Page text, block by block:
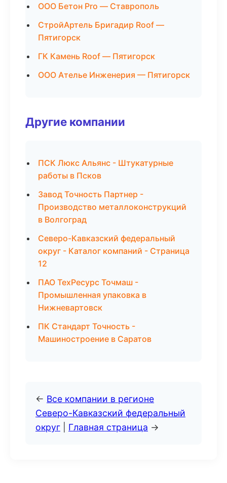
ООО Бетон Pro — Ставрополь
СтройАртель Бригадир Roof —
Пятигорск
ГК Камень Roof — Пятигорск
ООО Ателье Инженерия — Пятигорск
Другие компании
ПСК Люкс Альянс - Штукатурные
работы в Псков
Завод Точность Партнер -
Производство металлоконструкций
в Волгоград
Северо-Кавказский федеральный
округ - Каталог компаний - Страница
12
ПАО ТехРесурс Точмаш -
Промышленная упаковка в
Нижневартовск
ПК Стандарт Точность -
Машиностроение в Саратов
← Все компании в регионе
Северо-Кавказский федеральный
округ
Главная страница →